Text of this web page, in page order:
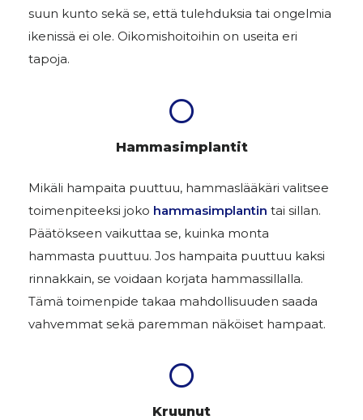
suun kunto sekä se, että tulehduksia tai ongelmia
ikenissä ei ole. Oikomishoitoihin on useita eri
tapoja.
Hammasimplantit
Mikäli hampaita puuttuu, hammaslääkäri valitsee
toimenpiteeksi joko hammasimplantin tai sillan.
Päätökseen vaikuttaa se, kuinka monta
hammasta puuttuu. Jos hampaita puuttuu kaksi
rinnakkain, se voidaan korjata hammassillalla.
Tämä toimenpide takaa mahdollisuuden saada
vahvemmat sekä paremman näköiset hampaat.
Kruunut